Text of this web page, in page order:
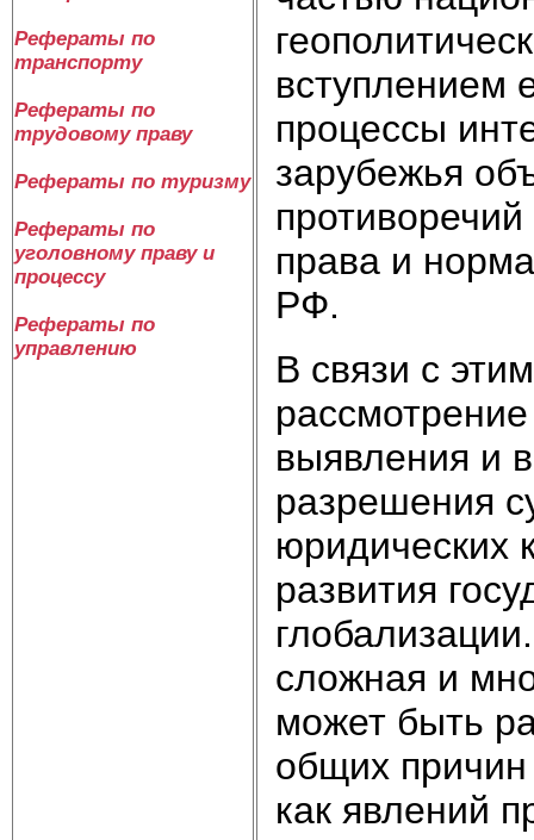
Рефераты по
транспорту
Рефераты по
трудовому праву
Рефераты по туризму
Рефераты по
уголовному праву и
процессу
Рефераты по
управлению
вступлением
процессы
зарубежья
права и
РФ.
В связи с
выявления и
разрешения
юридических
развития
сложная и
может быть
общих причин
как явлений